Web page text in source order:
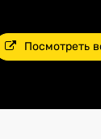
Посмотреть